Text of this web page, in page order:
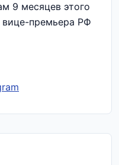
9 месяцев этого
вице-премьера РФ